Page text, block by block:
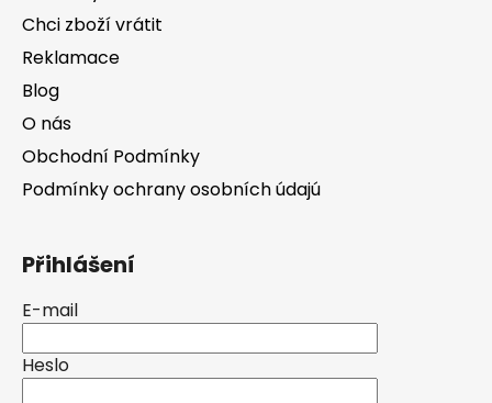
Chci zboží vrátit
Reklamace
Blog
O nás
Obchodní Podmínky
Podmínky ochrany osobních údajú
Přihlášení
E-mail
Heslo